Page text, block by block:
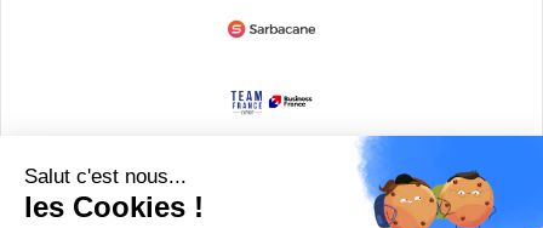
Devenir partenaire